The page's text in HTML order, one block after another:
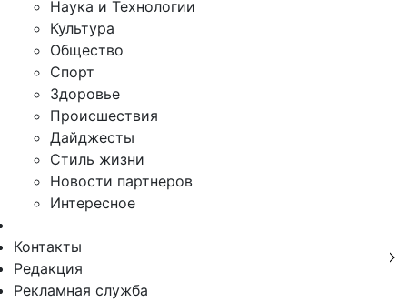
Наука и Технологии
Культура
Общество
Спорт
Здоровье
Происшествия
Дайджесты
Стиль жизни
Новости партнеров
Интересное
Контакты
Редакция
Рекламная служба